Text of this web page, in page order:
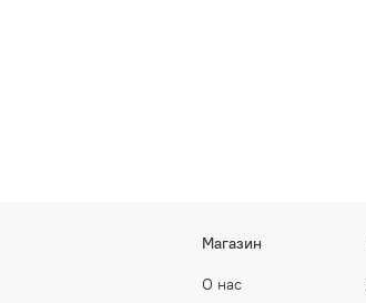
Магазин
О нас